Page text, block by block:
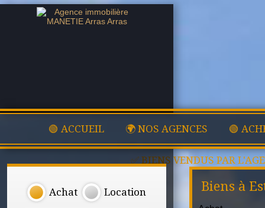
🟢 ACCUEIL 🌍 NOS AGENCES 🟢
✅ BIENS VENDUS PAR
Achat Location Biens à